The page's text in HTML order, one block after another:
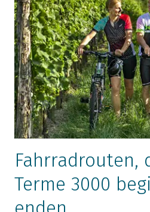
Fahrradrouten,
Terme 3000